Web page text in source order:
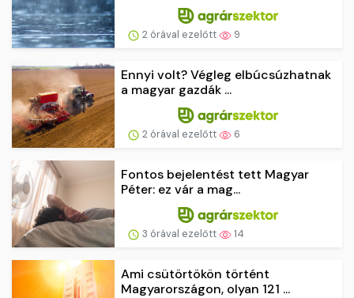
2 órával ezelőtt 9
Ennyi volt? Végleg elbúcsúzhatnak
a magyar gazdák ...
2 órával ezelőtt 6
Fontos bejelentést tett Magyar
Péter: ez vár a mag...
3 órával ezelőtt 14
Ami csütörtökön történt
Magyarországon, olyan 121 ...